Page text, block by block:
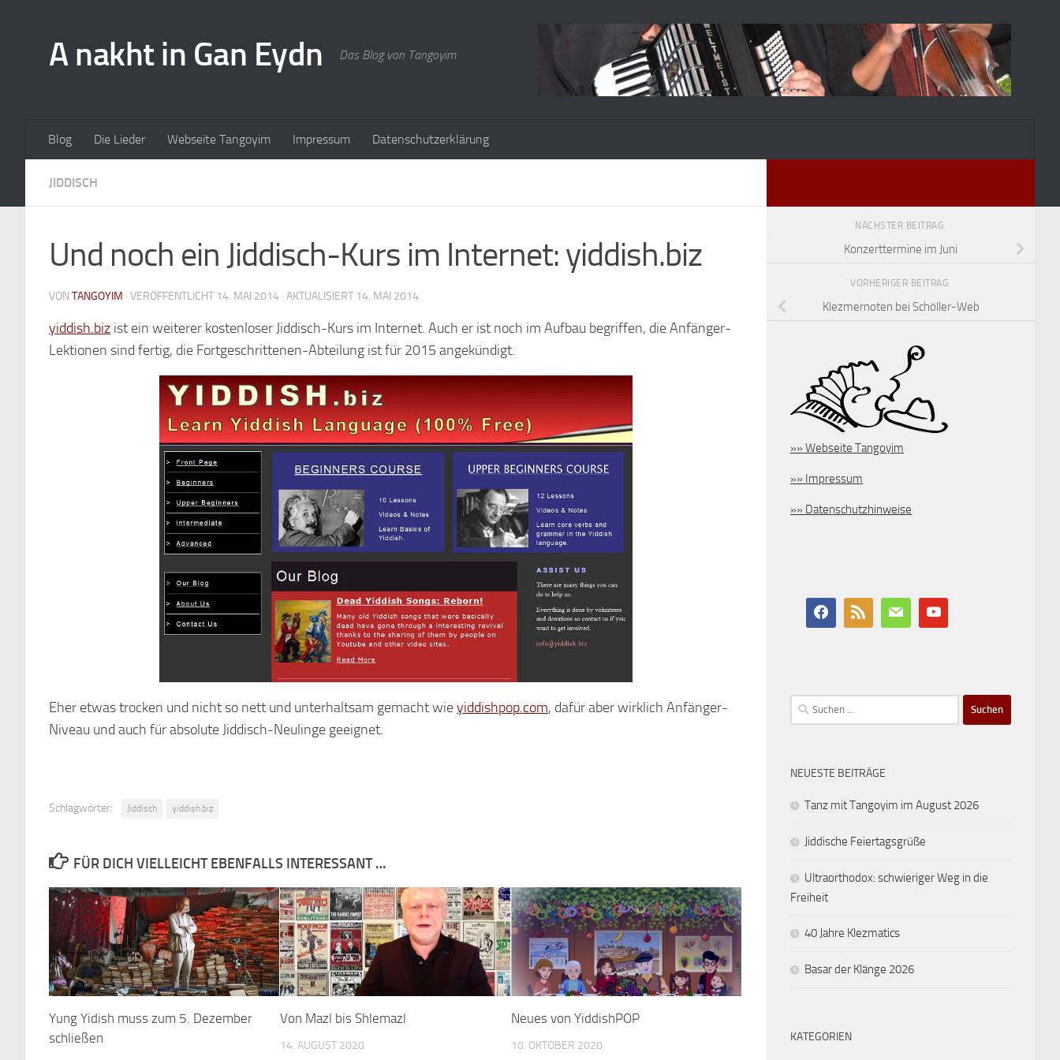
A nakht in Gan Eydn Das Blog von Tangoyim
Blog Die Lieder Webseite Tangoyim Impressum Datenschutzerklärung
JIDDISCH
Und noch ein Jiddisch-Kurs im Internet: yiddish.biz
VON TANGOYIM · VERÖFFENTLICHT 14. MAI 2014 · AKTUALISIERT 14. MAI 2014
yiddish.biz ist ein weiterer kostenloser Jiddisch-Kurs im Internet. Auch er ist noch im Aufbau begriffen, die Anfänger-
Lektionen sind fertig, die Fortgeschrittenen-Abteilung ist für 2015 angekündigt.
Eher etwas trocken und nicht so nett und unterhaltsam gemacht wieyiddishpop.com, dafür aber wirklich Anfänger-
Niveau und auch für absolute Jiddisch-Neulinge geeignet.
Schlagwörter: Jiddisch yiddish.biz
FÜR DICH VIELLEICHT EBENFALLS INTERESSANT …
Yung Yidish muss zum 5. Dezember
schließen
Von Mazl bis Shlemazl
14. AUGUST 2020
Neues von YiddishPOP
10. OKTOBER 2020
NÄCHSTER BEITRAG
Konzerttermine im Juni
VORHERIGER BEITRAG
Klezmernoten bei Schöller-Web
»» Webseite Tangoyim
»» Impressum
»» Datenschutzhinweise
Suchen
nach:
NEUESTE BEITRÄGE
Tanz mit Tangoyim im August 2026
Jiddische Feiertagsgrüße
Ultraorthodox: schwieriger Weg in die
Freiheit
40 Jahre Klezmatics
Basar der Klänge 2026
KATEGORIEN